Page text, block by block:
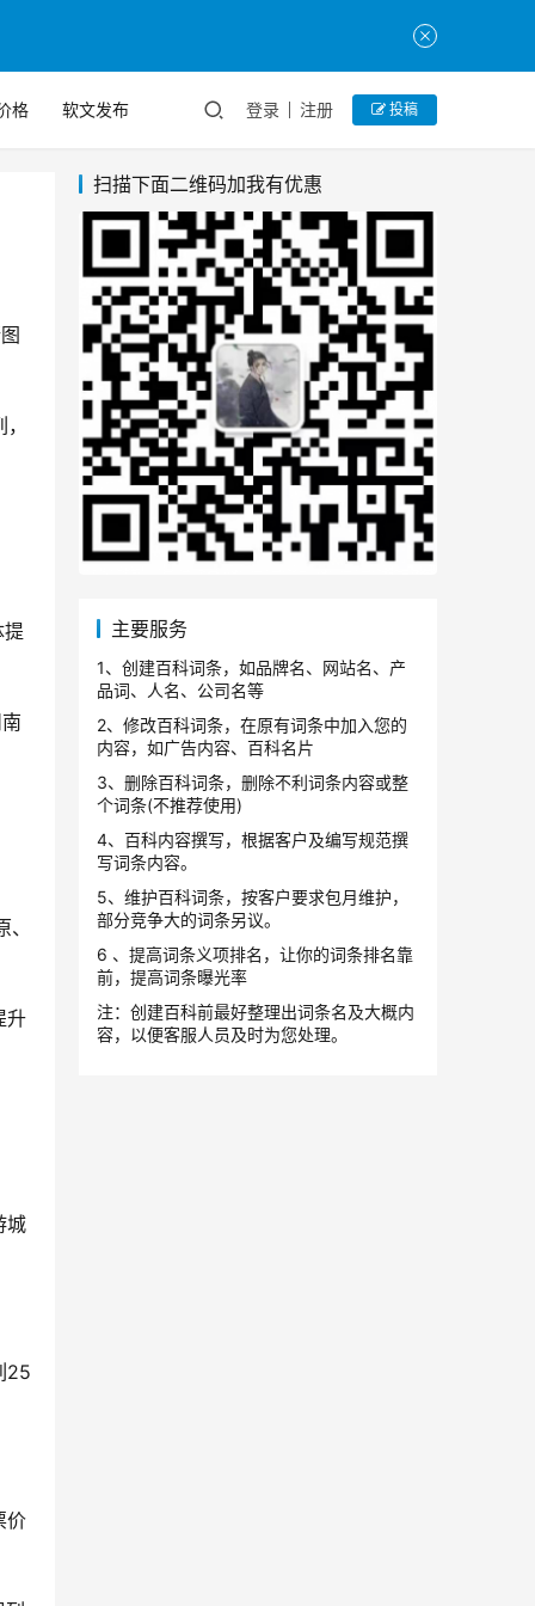
格 软文发布 登录 注册 投稿
升
城
25
价
扫描下面二维码加我有优惠
主要服务
1、创建百科词条，如品牌名、网站名、产
品词、人名、公司名等
2、修改百科词条，在原有词条中加入您的
内容，如广告内容、百科名片
3、删除百科词条，删除不利词条内容或整
个词条(不推荐使用)
4、百科内容撰写，根据客户及编写规范撰
写词条内容。
5、维护百科词条，按客户要求包月维护，
部分竞争大的词条另议。
6 、提高词条义项排名，让你的词条排名靠
前，提高词条曝光率
注：创建百科前最好整理出词条名及大概内
容，以便客服人员及时为您处理。